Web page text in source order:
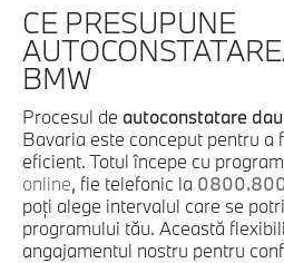
CE PRESUPUNE
BMW
Procesul de autoconstatare
Bavaria este conceput pentru a
eficient. Totul începe cu
online, fie telefonic la
poți alege intervalul care se
programului tău. Această
angajamentul nostru pentru